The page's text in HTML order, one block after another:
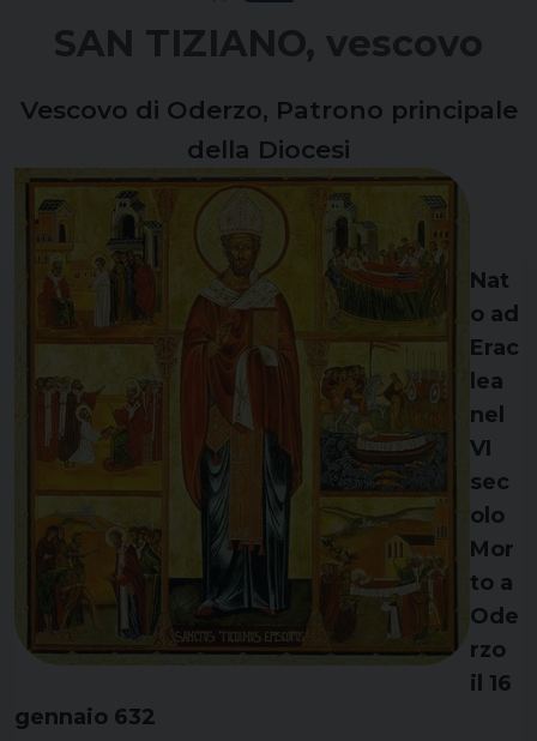
SAN TIZIANO, vescovo
Vescovo di Oderzo, Patrono principale
della Diocesi
Nat
o ad
Erac
lea
nel
VI
sec
olo
Mor
to a
Ode
rzo
il 16
gennaio 632